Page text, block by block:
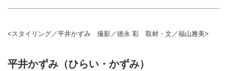
ラワースタイリストの平井かずみ
の花々を一輪挿しにして並べてた
視線の先の、小さな花。そのささ
れます。好きな花を、ただ一輪。
る小さな花しつらいについて、フ
<スタイリング／平井かずみ 撮影／徳永 彩 取材・文／福山雅美>
平井かずみ（ひらい・かずみ）